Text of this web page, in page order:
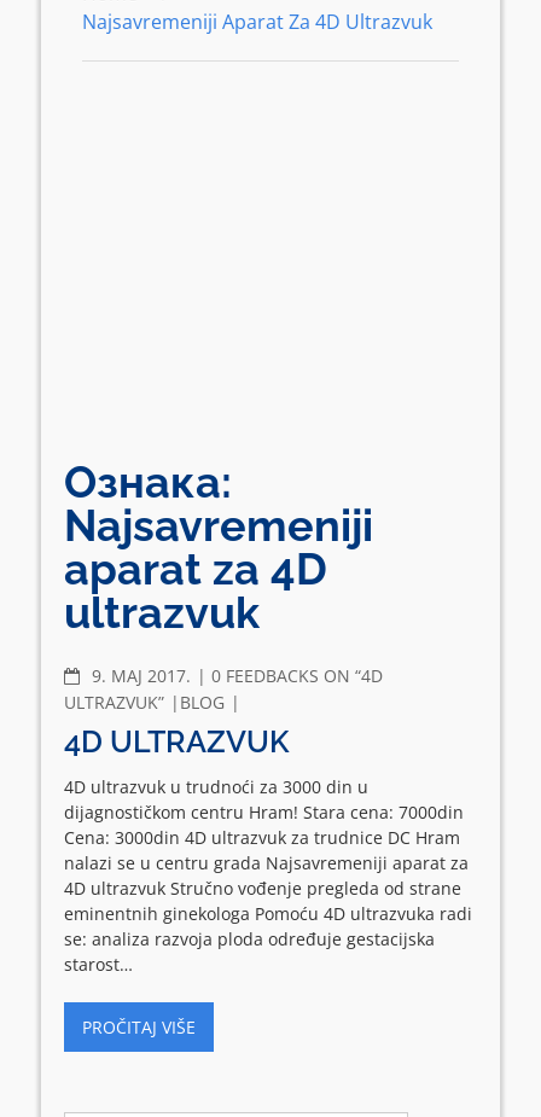
Najsavremeniji Aparat Za 4D Ultrazvuk
Ознака:
Najsavremeniji
aparat za 4D
ultrazvuk
9. МАЈ 2017. COMMENTS
0 FEEDBACKS ON “4D
ULTRAZVUK”
BLOG
4D ULTRAZVUK
4D ultrazvuk u trudnoći za 3000 din u
dijagnostičkom centru Hram! Stara cena: 7000din
Cena: 3000din 4D ultrazvuk za trudnice DC Hram
nalazi se u centru grada Najsavremeniji aparat za
4D ultrazvuk Stručno vođenje pregleda od strane
eminentnih ginekologa Pomoću 4D ultrazvuka radi
se: analiza razvoja ploda određuje gestacijska
starost…
PROČITAJ VIŠE